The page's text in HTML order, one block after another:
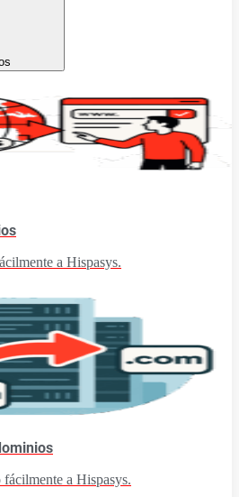
a Hispasys.
a Hispasys.